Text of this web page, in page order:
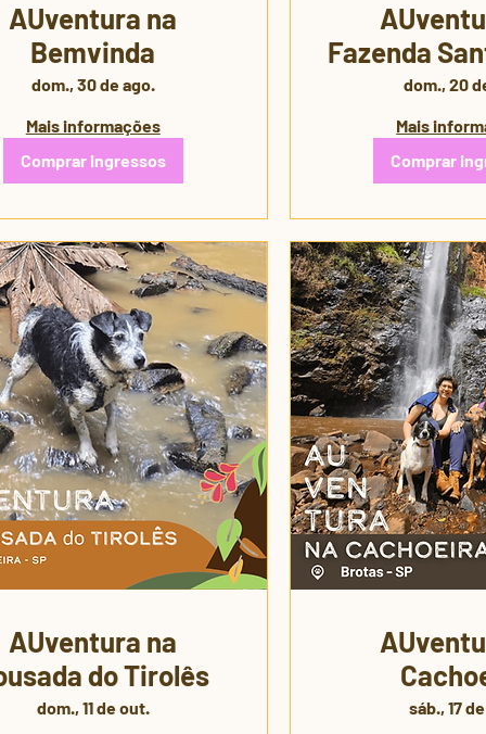
AUventura na
Bemvinda
dom., 30 de ago.
Mais informações
Comprar ingressos
Fazenda
🐾 | 3ª
dom., 20
Mais
Comprar
AUventura na
do Tirolês
dom., 11 de out. sáb., 17